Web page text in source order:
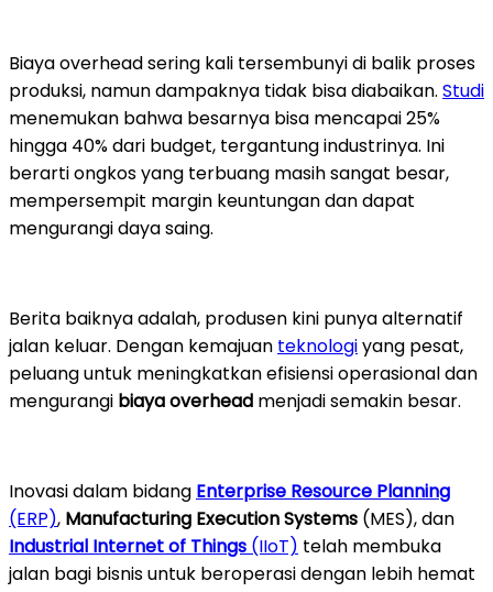
Biaya overhead sering kali tersembunyi di balik proses
produksi, namun dampaknya tidak bisa diabaikan. Studi
menemukan bahwa besarnya bisa mencapai 25%
hingga 40% dari budget, tergantung industrinya. Ini
berarti ongkos yang terbuang masih sangat besar,
mempersempit margin keuntungan dan dapat
mengurangi daya saing.
Berita baiknya adalah, produsen kini punya alternatif
jalan keluar. Dengan kemajuan teknologiyang pesat,
peluang untuk meningkatkan efisiensi operasional dan
mengurangi biaya overhead menjadi semakin besar.
Inovasi dalam bidang Enterprise Resource Planning
(ERP), Manufacturing Execution Systems (MES), dan
Industrial Internet of Things (IIoT) telah membuka
jalan bagi bisnis untuk beroperasi dengan lebih hemat